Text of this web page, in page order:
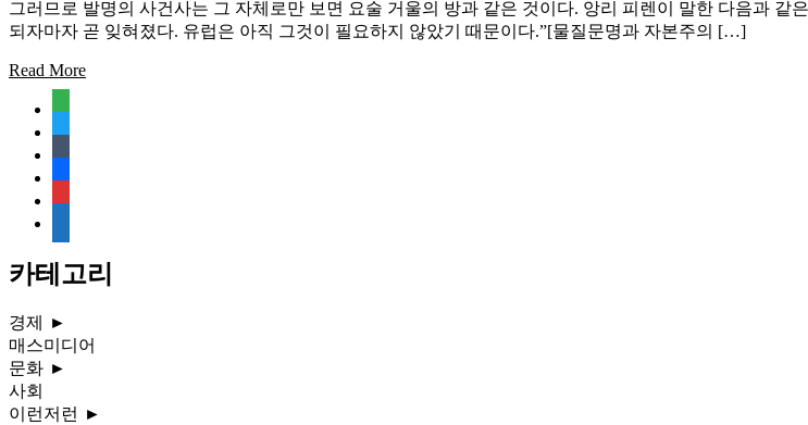
그러므로 발명의 사건사는 그 자체로만 보면 요술 거울의 방과 같은 것이다. 앙리 피렌이 말한 다음과
되자마자 곧 잊혀졌다. 유럽은 아직 그것이 필요하지 않았기 때문이다.”[물질문명과 자본주의 […]
Read More
document
카테고리
경제
►
매스미디어
문화 ►
사회
이런저런 ►